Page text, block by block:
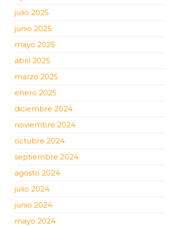
julio 2025
junio 2025
mayo 2025
abril 2025
marzo 2025
enero 2025
diciembre 2024
noviembre 2024
octubre 2024
septiembre 2024
agosto 2024
julio 2024
junio 2024
mayo 2024